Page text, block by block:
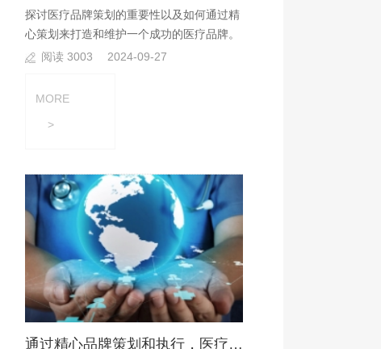
探讨医疗品牌策划的重要性以及如何通过精
心策划来打造和维护一个成功的医疗品牌。
阅读 3003
2024-09-27
MORE
>
通过精心品牌策划和执行，医疗机构可以建立起品牌优势?